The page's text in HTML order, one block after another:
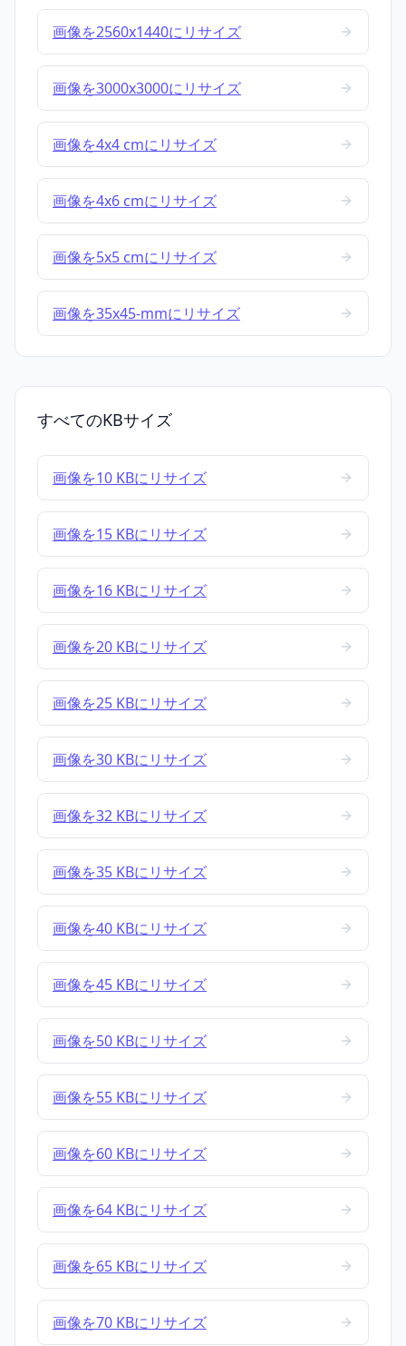
画像を2560x1440にリサイズ
画像を3000x3000にリサイズ
画像を4x4 cmにリサイズ
画像を4x6 cmにリサイズ
画像を5x5 cmにリサイズ
画像を35x45-mmにリサイズ
すべてのKBサイズ
画像を10 KBにリサイズ
画像を15 KBにリサイズ
画像を16 KBにリサイズ
画像を20 KBにリサイズ
画像を25 KBにリサイズ
画像を30 KBにリサイズ
画像を32 KBにリサイズ
画像を35 KBにリサイズ
画像を40 KBにリサイズ
画像を45 KBにリサイズ
画像を50 KBにリサイズ
画像を55 KBにリサイズ
画像を60 KBにリサイズ
画像を64 KBにリサイズ
画像を65 KBにリサイズ
画像を70 KBにリサイズ